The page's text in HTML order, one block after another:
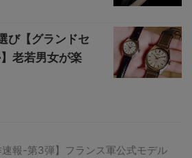
び【グランドセ
老若男女が楽
速報-第3弾】フランス軍公式モデル